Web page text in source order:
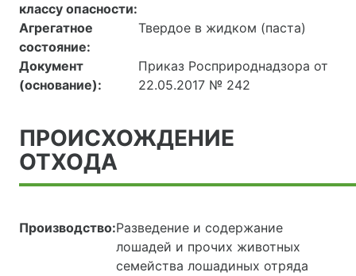
классу опасности:
Агрегатное
состояние:
Твердое в жидком (паста)
Документ
(основание):
Приказ Росприроднадзора от
22.05.2017 № 242
ПРОИСХОЖДЕНИЕ
ОТХОДА
Производство:Разведение и содержание
лошадей и прочих животных
семейства лошадиных отряда